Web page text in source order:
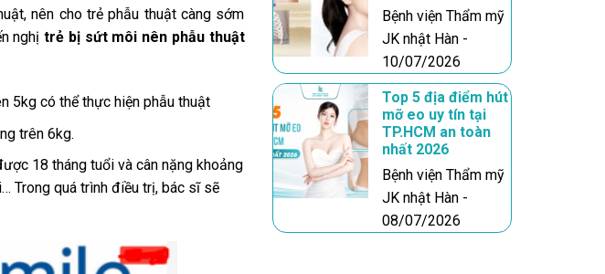
nên cho trẻ phẫu thuật càng sớm
nghịtrẻ bị sứt môi nên phẫu thuật
5kg có thể thực hiện phẫu thuật
trên 6kg.
18 tháng tuổi và cân nặng khoảng
Trong quá trình điều trị, bác sĩ sẽ
Bệnh viện Thẩm mỹ
JK nhật Hàn -
10/07/2026
Top 5 địa điểm hút
mỡ eo uy tín tại
TP.HCM an toàn
nhất 2026
Bệnh viện Thẩm mỹ
JK nhật Hàn -
08/07/2026